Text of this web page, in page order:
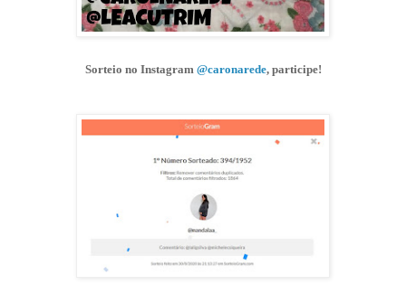
Sorteio no Instagram @caronarede, participe!